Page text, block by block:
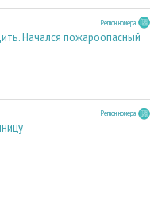
Регион номера
Начался пожароопасный
Регион номера